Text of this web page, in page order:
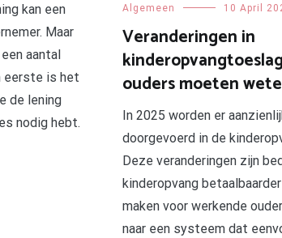
kan een
Maar
aantal
eerste is het
de lening
nodig hebt.
Algemeen 10 April
Veranderingen in
ouders moeten
In 2025 worden er
doorgevoerd in de
Deze veranderingen zijn
kinderopvang
maken voor werkende
naar een systeem dat